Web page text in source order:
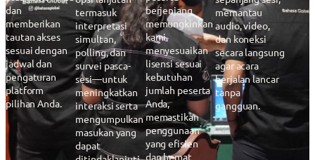
dan
memberikan
tautan akses
sesuai dengan
jadwal dan
pengaturan
platform
pilihan Anda.
termasuk
interpretasi
simultan,
polling, dan
survei pasca-
sesi—untuk
meningkatkan
interaksi serta
mengumpulkan
masukan yang
dapat
berjenjang
memungkinkan
kami
menyesuaikan
lisensi sesuai
kebutuhan
jumlah peserta
Anda,
memastikan
penggunaan
yang efisien
dan hemat
memantau
audio, video,
dan koneksi
secara langsung
agar acara
berjalan lancar
tanpa
gangguan.